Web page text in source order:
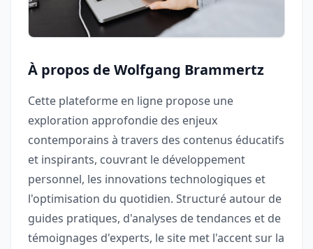
À propos de Wolfgang Brammertz
Cette plateforme en ligne propose une
exploration approfondie des enjeux
contemporains à travers des contenus éducatifs
et inspirants, couvrant le développement
personnel, les innovations technologiques et
l'optimisation du quotidien. Structuré autour de
guides pratiques, d'analyses de tendances et de
témoignages d'experts, le site met l'accent sur la